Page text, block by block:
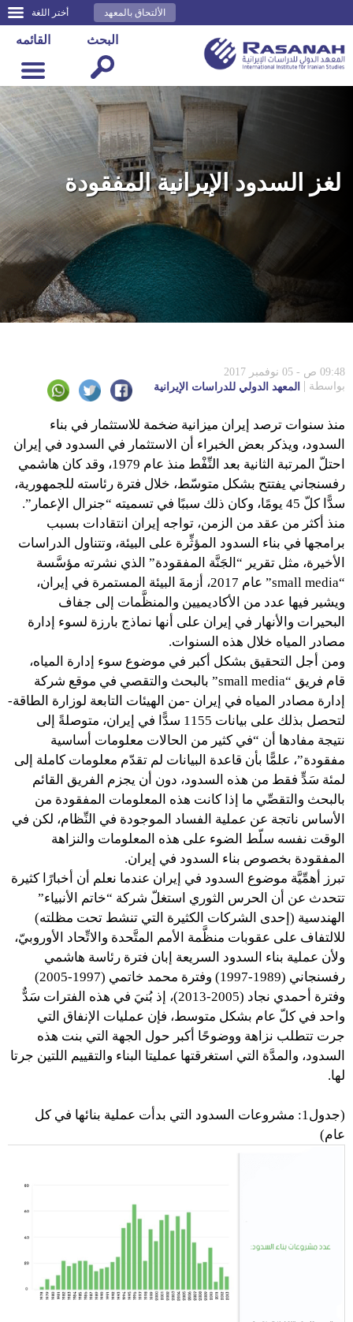
أختر اللغة الألتحاق بالمعهد
القائمه البحث
لغز السدود الإيرانية المفقودة
09:48 ص - 05 نوفمبر 2017
بواسطة
المعهد الدولي للدراسات الإيرانية
منذ سنوات ترصد إيران ميزانية ضخمة للاستثمار في بناء
السدود، ويذكر بعض الخبراء أن الاستثمار في السدود في إيران
احتلّ المرتبة الثانية بعد النِّفْط منذ عام 1979، وقد كان هاشمي
رفسنجاني يفتتح بشكل متوسّط، خلال فترة رئاسته للجمهورية،
سدًّا كلّ 45 يومًا، وكان ذلك سببًا في تسميته “جنرال الإعمار”.
منذ أكثر من عقد من الزمن، تواجه إيران انتقادات بسبب
برامجها في بناء السدود المؤثِّرة على البيئة، وتتناول الدراسات
الأخيرة، مثل تقرير “الجَنَّة المفقودة” الذي نشرته مؤسَّسة
“small media” عام 2017، أزمةَ البيئة المستمرة في إيران،
ويشير فيها عدد من الأكاديميين والمنظَّمات إلى جفاف
البحيرات والأنهار في إيران على أنها نماذج بارزة لسوء إدارة
مصادر المياه خلال هذه السنوات.
ومن أجل التحقيق بشكل أكبر في موضوع سوء إدارة المياه،
قام فريق “small media” بالبحث والتقصي في موقع شركة
إدارة مصادر المياه في إيران -من الهيئات التابعة لوزارة الطاقة-
لتحصل بذلك على بيانات 1155 سدًّا في إيران، متوصلةً إلى
نتيجة مفادها أن “في كثير من الحالات معلومات أساسية
مفقودة”، علمًّا بأن قاعدة البيانات لم تقدّم معلومات كاملة إلى
لمئة سَدٍّ فقط من هذه السدود، دون أن يجزم الفريق القائم
بالبحث والتقصِّي ما إذا كانت هذه المعلومات المفقودة من
الأساس ناتجة عن عملية الفساد الموجودة في النِّظام، لكن في
الوقت نفسه سلّط الضوء على هذه المعلومات والنزاهة
المفقودة بخصوص بناء السدود في إيران.
تبرز أهمِّيَّة موضوع السدود في إيران عندما نعلم أن أخبارًا كثيرة
تتحدث عن أن الحرس الثوري استغلّ شركة “خاتم الأنبياء”
الهندسية (إحدى الشركات الكثيرة التي تنشط تحت مظلته)
للالتفاف على عقوبات منظَّمة الأمم المتَّحدة والاتِّحاد الأوروبيّ،
ولأن عملية بناء السدود السريعة إبان فترة رئاسة هاشمي
رفسنجاني (1989-1997) وفترة محمد خاتمي (1997-2005)
وفترة أحمدي نجاد (2005-2013)، إذ بُنيَ في هذه الفترات سَدٌّ
واحد في كلّ عام بشكل متوسط، فإن عمليات الإنفاق التي
جرت تتطلب نزاهة ووضوحًا أكبر حول الجهة التي بنت هذه
السدود، والمدَّة التي استغرقتها عمليتا البناء والتقييم اللتين جرتا
لها.
(جدول1: مشروعات السدود التي بدأت عملية بنائها في كل
عام)